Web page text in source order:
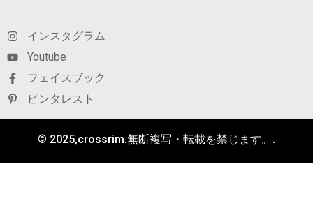
インスタグラム
Youtube
フェイスブック
ピンタレスト
© 2025,crossrim.無断複写・転載を禁じます。.